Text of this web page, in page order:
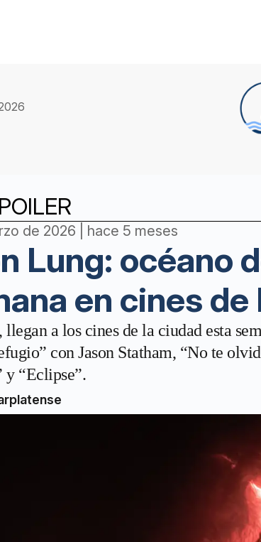
de 2026 | hace 5 meses
Lung: océano
en cines
llegan a los cines de la ciudad esta
con Jason Statham, “No te
y “Eclipse”.